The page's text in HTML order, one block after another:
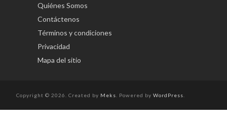
Quiénes Somos
Contáctenos
Términos y condiciones
Privacidad
Mapa del sitio
Copyright © 2026. Created by Meks . Powered by WordPress